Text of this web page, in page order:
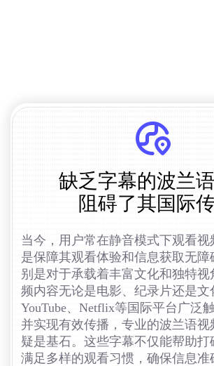
缺乏字幕的波兰
阻碍了其国际
当今，用户常在静音模式下观看视
是保障其观看体验和信息获取无障
别是对于承载着丰富文化和独特视
频内容无论是电影、纪录片还是文
YouTube、Netflix等国际平台广泛
并实现有效传播，专业的波兰语视
疑是基石。这些字幕不仅能帮助打
满足多样的观看习惯，确保信息准